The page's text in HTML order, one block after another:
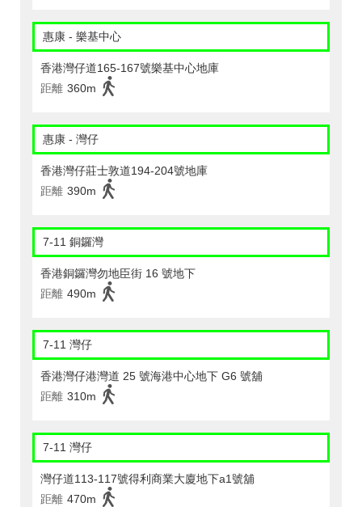
惠康 - 樂基中心
香港灣仔道165-167號樂基中心地庫
距離 360m
惠康 - 灣仔
香港灣仔莊士敦道194-204號地庫
距離 390m
7-11 銅鑼灣
香港銅鑼灣勿地臣街 16 號地下
距離 490m
7-11 灣仔
香港灣仔港灣道 25 號海港中心地下 G6 號舖
距離 310m
7-11 灣仔
灣仔道113-117號得利商業大廈地下a1號舖
距離 470m